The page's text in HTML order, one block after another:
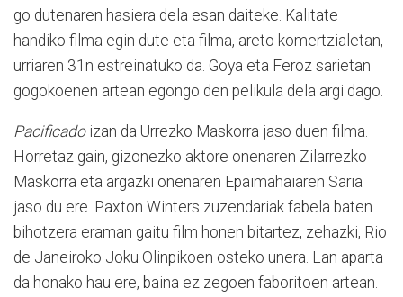
go dutenaren hasiera dela esan daiteke. Kalitate
handiko filma egin dute eta filma, areto ko­mer­tzialetan,
urriaren 31n estrei­na­tuko da. Goya eta Feroz sarietan
gogokoenen artean egongo den pelikula dela argi dago.
Pacificado izan da Urrezko Maskorra jaso duen filma.
Ho­rretaz gain, gizonezko aktore onenaren Zilarrezko
Maskorra eta argazki onenaren Epai­mahaiaren Saria
jaso du ere. Paxton Winters zuzendariak fabela baten
bihotzera eraman gaitu film honen bitartez, zehazki, Rio
de Janeiroko Joku Olinpikoen osteko unera. Lan aparta
da honako hau ere, baina ez zegoen faboritoen ar­te­an.